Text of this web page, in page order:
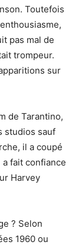
Toutefois
pas mal de
trompeur.
sur
de Tarantino,
studios sauf
il a coupé
fait confiance
Harvey
? Selon
1960 ou